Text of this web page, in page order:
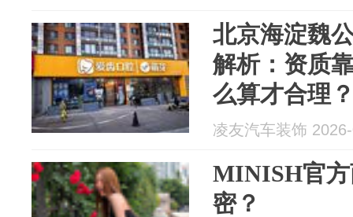
北京海淀魏
解析：资质
么算才合理
凌友汽车装饰
MINISH官
密？